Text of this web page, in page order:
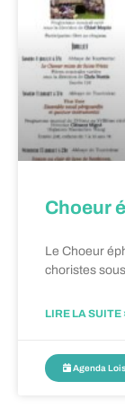
Choeur
Le Choeur
choristes sous
LIRE LA SUITE
Agenda